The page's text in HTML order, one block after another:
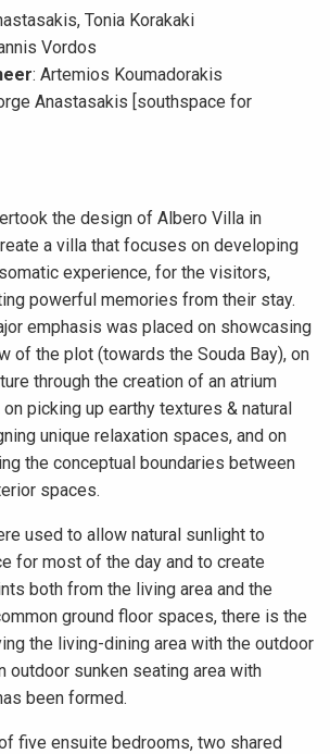
Tonia Korakaki
Vordos
: Artemios Koumadorakis
Anastasakis [southspace for
the design of Albero Villa in
a villa that focuses on developing
experience, for the visitors,
powerful memories from their stay.
emphasis was placed on showcasing
of the plot (towards the Souda Bay), on
through the creation of an atrium
picking up earthy textures & natural
unique relaxation spaces, and on
the conceptual boundaries between
spaces.
used to allow natural sunlight to
for most of the day and to create
both from the living area and the
ground floor spaces, there is the
the living-dining area with the outdoor
outdoor sunken seating area with
been formed.
five ensuite bedrooms, two shared